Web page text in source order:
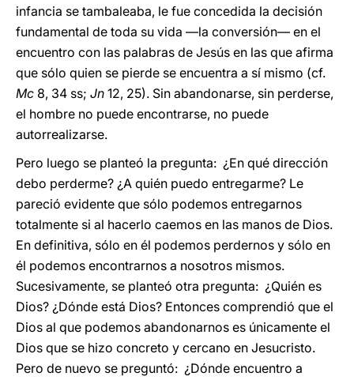
infancia se tambaleaba, le fue concedida la decisión
fundamental de toda su vida —la conversión— en el
encuentro con las palabras de Jesús en las que afirma
que sólo quien se pierde se encuentra a sí mismo (cf.
Mc 8, 34 ss; Jn 12, 25). Sin abandonarse, sin perderse,
el hombre no puede encontrarse, no puede
autorrealizarse.
Pero luego se planteó la pregunta: ¿En qué dirección
debo perderme? ¿A quién puedo entregarme? Le
pareció evidente que sólo podemos entregarnos
totalmente si al hacerlo caemos en las manos de Dios.
En definitiva, sólo en él podemos perdernos y sólo en
él podemos encontrarnos a nosotros mismos.
Sucesivamente, se planteó otra pregunta: ¿Quién es
Dios? ¿Dónde está Dios? Entonces comprendió que el
Dios al que podemos abandonarnos es únicamente el
Dios que se hizo concreto y cercano en Jesucristo.
Pero de nuevo se preguntó: ¿Dónde encuentro a